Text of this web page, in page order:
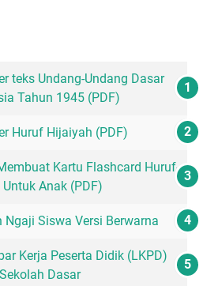
teks Undang-Undang Dasar
Tahun 1945 (PDF)
Huruf Hijaiyah (PDF)
Kartu Flashcard Huruf-
Anak (PDF)
Siswa Versi Berwarna
Kerja Peserta Didik (LKPD)
Dasar